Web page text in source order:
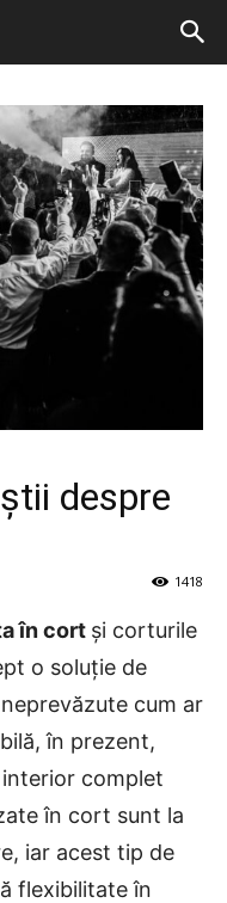
despre
1418
în cort și corturile
o soluție de
cum ar
în prezent,
complet
în cort sunt la
iar acest tip de
flexibilitate în